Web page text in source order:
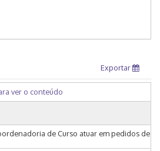
Exportar
ver o conteúdo
de Curso atuar em pedidos de